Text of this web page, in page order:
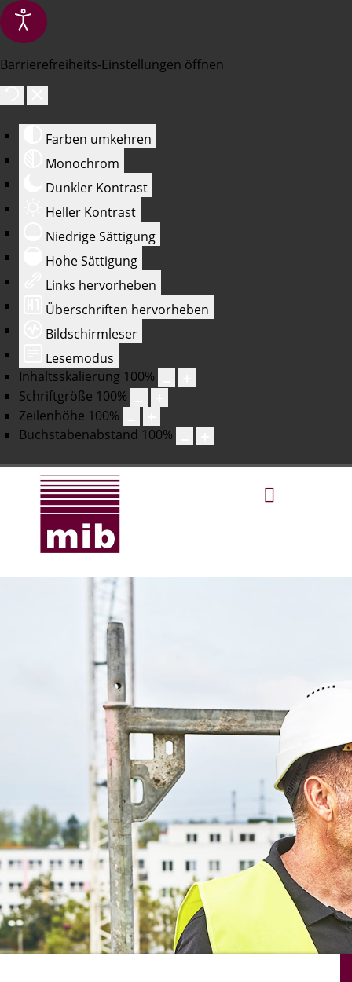
Barrierefreiheits-Einstellungen öffnen
Farben umkehren
Monochrom
Dunkler Kontrast
Heller Kontrast
Niedrige Sättigung
Hohe Sättigung
Links hervorheben
Überschriften hervorheben
Bildschirmleser
Lesemodus
Inhaltsskalierung 100%
Schriftgröße 100%
Zeilenhöhe 100%
Buchstabenabstand 100%